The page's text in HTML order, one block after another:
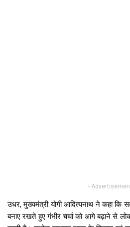
-
उधर, मुख्यमंत्री योगी आदित्यनाथ ने कहा कि
बनाए रखते हुए गंभीर चर्चा को आगे बढ़ाने से